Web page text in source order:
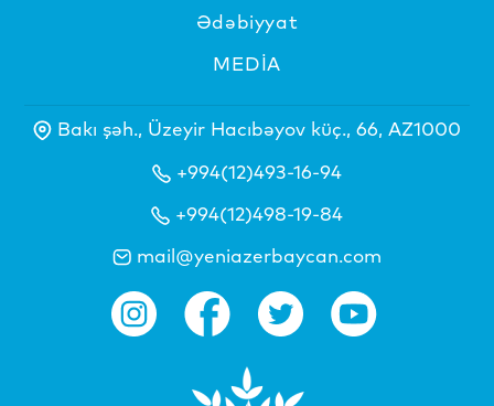
Ədəbiyyat
MEDİA
Bakı şəh., Üzeyir Hacıbəyov küç., 66, AZ1000
+994(12)493-16-94
+994(12)498-19-84
mail@yeniazerbaycan.com